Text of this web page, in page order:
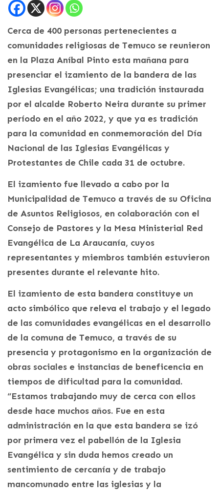
Cerca de 400 personas pertenecientes a
comunidades religiosas de Temuco se reunieron
en la Plaza Aníbal Pinto esta mañana para
presenciar el izamiento de la bandera de las
Iglesias Evangélicas; una tradición instaurada
por el alcalde Roberto Neira durante su primer
período en el año 2022, y que ya es tradición
para la comunidad en conmemoración del Día
Nacional de las Iglesias Evangélicas y
Protestantes de Chile cada 31 de octubre.
El izamiento fue llevado a cabo por la
Municipalidad de Temuco a través de su Oficina
de Asuntos Religiosos, en colaboración con el
Consejo de Pastores y la Mesa Ministerial Red
Evangélica de La Araucanía, cuyos
representantes y miembros también estuvieron
presentes durante el relevante hito.
El izamiento de esta bandera constituye un
acto simbólico que releva el trabajo y el legado
de las comunidades evangélicas en el desarrollo
de la comuna de Temuco, a través de su
presencia y protagonismo en la organización de
obras sociales e instancias de beneficencia en
tiempos de dificultad para la comunidad.
“Estamos trabajando muy de cerca con ellos
desde hace muchos años. Fue en esta
administración en la que esta bandera se izó
por primera vez el pabellón de la Iglesia
Evangélica y sin duda hemos creado un
sentimiento de cercanía y de trabajo
mancomunado entre las iglesias y la